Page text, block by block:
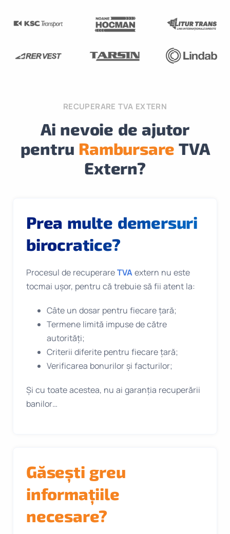
RECUPERARE TVA EXTERN
Ai nevoie de ajutor
pentru Rambursare TVA
Extern?
Prea multe demersuri
birocratice?
Procesul de recuperareTVAextern nu este
tocmai ușor, pentru că trebuie să fii atent la:
Câte un dosar pentru fiecare țară;
Termene limită impuse de către
autorități;
Criterii diferite pentru fiecare țară;
Verificarea bonurilor și facturilor;
Și cu toate acestea, nu ai garanția recuperării
banilor…
Găsești greu
informațiile
necesare?